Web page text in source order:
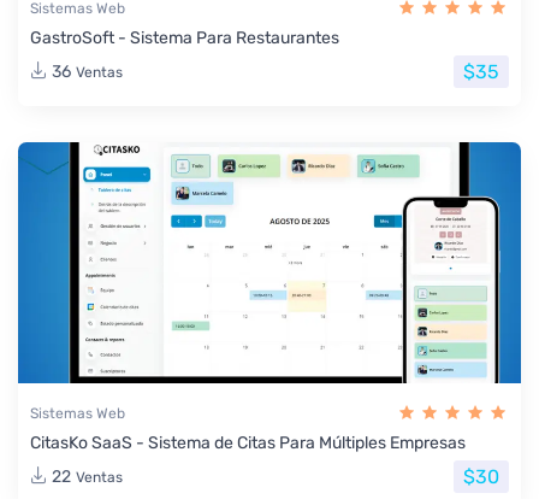
Sistemas Web
GastroSoft - Sistema Para Restaurantes
36 Ventas $35
Sistemas Web
CitasKo SaaS - Sistema de Citas Para Múltiples Empresas
22 Ventas $30